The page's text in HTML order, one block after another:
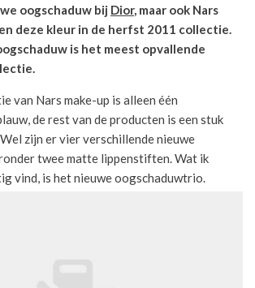
oogschaduw bij Dior, maar ook Nars
deze kleur in de herfst 2011 collectie.
is het meest opvallende
van Nars make-up is alleen één
de rest van de producten is een stuk
zijn er vier verschillende nieuwe
twee matte lippenstiften. Wat ik
vind, is het nieuwe oogschaduwtrio.